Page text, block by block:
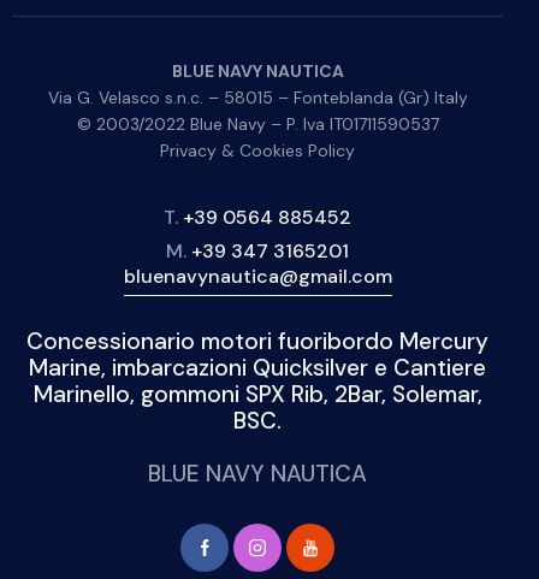
BLUE NAVY NAUTICA
Via G. Velasco s.n.c. – 58015 – Fonteblanda (Gr) Italy
© 2003/2022 Blue Navy – P. Iva IT01711590537
Privacy & Cookies Policy
T. +39 0564 885452
M. +39 347 3165201
bluenavynautica@gmail.com
Concessionario motori fuoribordo Mercury
Marine, imbarcazioni Quicksilver e Cantiere
Marinello, gommoni SPX Rib, 2Bar, Solemar,
BSC.
BLUE NAVY NAUTICA